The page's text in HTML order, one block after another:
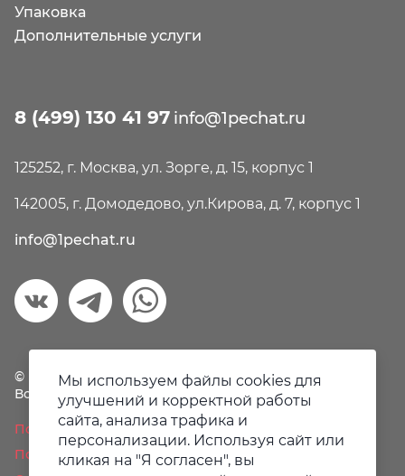
Упаковка
Дополнительные услуги
8 (499) 130 41 97 info@1pechat.ru
125252, г. Москва, ул. Зорге, д. 15, корпус 1
142005, г. Домодедово, ул.Кирова, д. 7, корпус 1
info@1pechat.ru
© Первая печать, 2018-2026
Все права защищены.
Политика конфиденциальности
Пользовательское соглашение
Мы используем файлы cookies для
улучшений и корректной работы
сайта, анализа трафика и
персонализации. Используя сайт или
кликая на "Я согласен", вы